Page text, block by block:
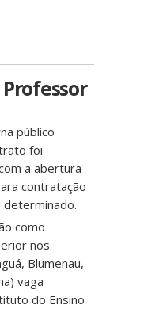
público
foi
a abertura
contratação
como
nos
Blumenau,
vaga
do Ensino